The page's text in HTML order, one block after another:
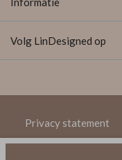
Volg LinDesigned op
Privacy statement
©